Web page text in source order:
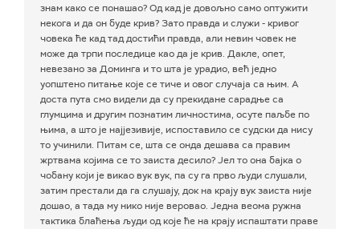
знам како се понашао? Од кад је довољно само оптужити
некога и да он буде крив? Зато правда и служи - кривог
човека ће кад тад достићи правда, али невин човек не
може да трпи последице као да је крив. Дакле, опет,
невезано за Доминга и то шта је урадио, већ једно
уопштено питање које се тиче и овог случаја са њим. А
доста пута смо видели да су прекидане сарадње са
глумцима и другим познатим личностима, осуте паљбе по
њима, а што је најјезивије, испоставило се судски да нису
то учинили. Питам се, шта се онда дешава са правим
жртвама којима се то заиста десило? Јел то она бајка о
чобану који је викао вук вук, па су га прво људи слушали,
затим престали да га слушају, док на крају вук заиста није
дошао, а тада му нико није веровао. Једна веома ружна
тактика блаћења људи од које ће на крају испаштати праве